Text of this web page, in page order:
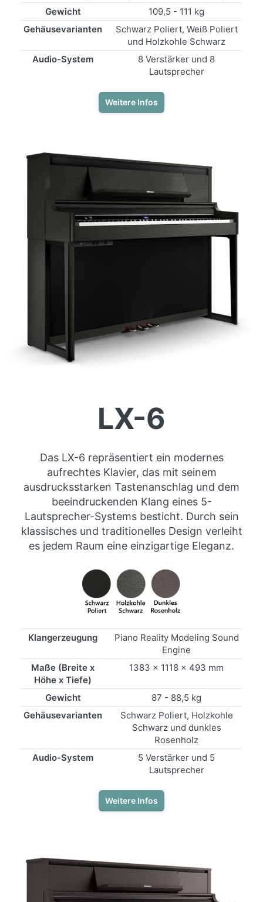
Gewicht
109,5 - 111 kg
Gehäusevarianten
Schwarz Poliert, Weiß Poliert
und Holzkohle Schwarz
Audio-System
8 Verstärker und 8
Lautsprecher
Weitere Infos
LX-6
Das LX-6 repräsentiert ein modernes
aufrechtes Klavier, das mit seinem
ausdrucksstarken Tastenanschlag und dem
beeindruckenden Klang eines 5-
Lautsprecher-Systems besticht. Durch sein
klassisches und traditionelles Design verleiht
es jedem Raum eine einzigartige Eleganz.
Klangerzeugung
Piano Reality Modeling Sound
Engine
Maße (Breite x
Höhe x Tiefe)
1383 x 1118 x 493 mm
Gewicht
87 - 88,5 kg
Gehäusevarianten
Schwarz Poliert, Holzkohle
Schwarz und dunkles
Rosenholz
Audio-System
5 Verstärker und 5
Lautsprecher
Weitere Infos